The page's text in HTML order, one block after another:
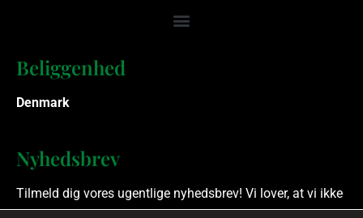
Beliggenhed
Denmark
Nyhedsbrev
Tilmeld dig vores ugentlige nyhedsbrev! Vi lover, at vi ikke
spammer.